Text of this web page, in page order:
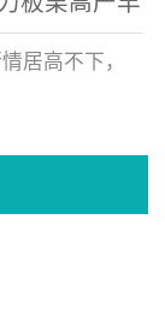
居高不下，
户都获得了
年使用一款